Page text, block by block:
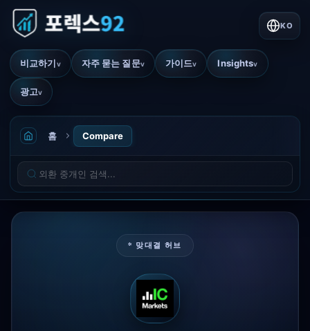
비교하기v 자주 묻는 질문v 가이드v Insightsv
광고v
KO
홈 Compare
* 맞대결 허브